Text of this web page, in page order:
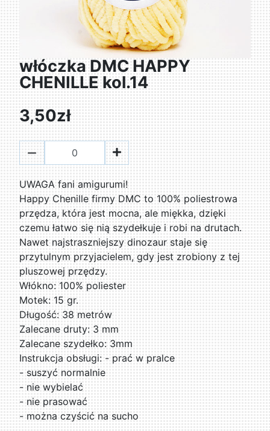
włóczka DMC HAPPY
CHENILLE kol.14
3,50zł
UWAGA fani amigurumi!
Happy Chenille firmy DMC to 100% poliestrowa
przędza, która jest mocna, ale miękka, dzięki
czemu łatwo się nią szydełkuje i robi na drutach.
Nawet najstraszniejszy dinozaur staje się
przytulnym przyjacielem, gdy jest zrobiony z tej
pluszowej przędzy.
Włókno: 100% poliester
Motek: 15 gr.
Długość: 38 metrów
Zalecane druty: 3 mm
Zalecane szydełko: 3mm
Instrukcja obsługi: - prać w pralce
- suszyć normalnie
- nie wybielać
- nie prasować
- można czyścić na sucho